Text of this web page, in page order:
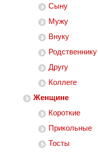
Сыну
Мужу
Внуку
Родственнику
Другу
Коллеге
Женщине
Короткие
Прикольные
Тосты